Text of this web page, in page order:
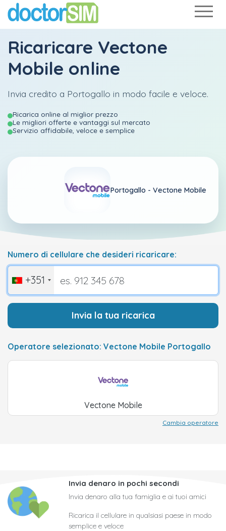
Ricaricare Vectone
Mobile online
Invia credito a Portogallo in modo facile e veloce.
Ricarica online al miglior prezzo
Le migliori offerte e vantaggi sul mercato
Servizio affidabile, veloce e semplice
Portogallo - Vectone Mobile
Numero di cellulare che desideri ricaricare:
+351
Invia la tua ricarica
Operatore selezionato: Vectone Mobile Portogallo
Vectone Mobile
Cambia operatore
Invia denaro in pochi secondi
Invia denaro alla tua famiglia e ai tuoi amici
Ricarica il cellulare in qualsiasi paese in modo
semplice e veloce